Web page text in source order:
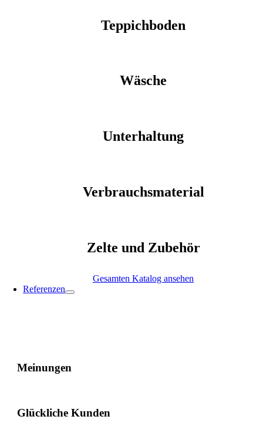
Teppichboden
Wäsche
Unterhaltung
Verbrauchsmaterial
Zelte und Zubehör
Gesamten Katalog ansehen
Referenzen
Meinungen
Glückliche Kunden